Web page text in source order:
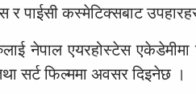
र पाईसी कस्मेटिक्सबाट
नेपाल एयरहोस्टेस एकेडेमीमा
सर्ट फिल्ममा अवसर दिइनेछ ।